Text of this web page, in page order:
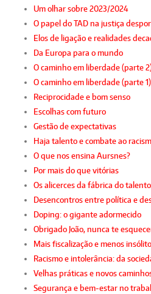
Um olhar sobre 2023/2024
O papel do TAD na justiça
Elos de ligação e realidades
Da Europa para o mundo
O caminho em liberdade (parte
O caminho em liberdade (parte 1)
Reciprocidade e bom senso
Escolhas com futuro
Gestão de expectativas
Haja talento e combate ao
O que nos ensina Aursnes?
Por mais do que vitórias
Os alicerces da fábrica do talento
Desencontros entre política e
Doping: o gigante adormecido
Obrigado João, nunca te
Mais fiscalização e menos
Racismo e intolerância: da
Velhas práticas e novos
Segurança e bem-estar no